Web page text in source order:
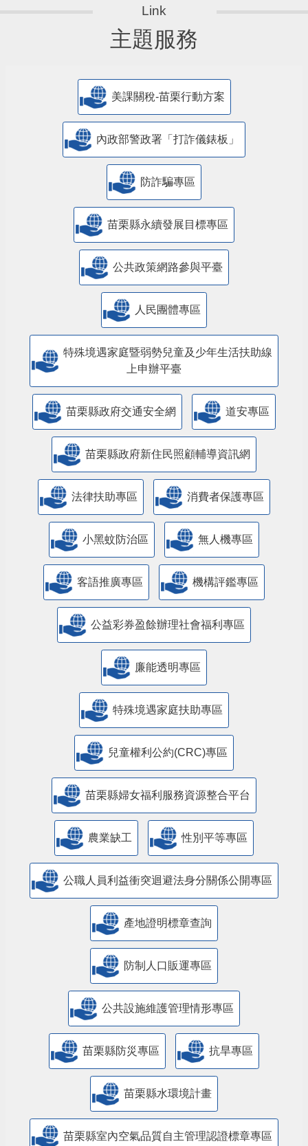
主題服務
美課關稅-苗栗行動方案
內政部警政署「打詐儀錶板」
防詐騙專區
苗栗縣永續發展目標專區
公共政策網路參與平臺
人民團體專區
特殊境遇家庭暨弱勢兒童及少年生活扶助線
上申辦平臺
苗栗縣政府交通安全網 道安專區
苗栗縣政府新住民照顧輔導資訊網
法律扶助專區 消費者保護專區
小黑蚊防治區 無人機專區
客語推廣專區 機構評鑑專區
公益彩券盈餘辦理社會福利專區
廉能透明專區
特殊境遇家庭扶助專區
兒童權利公約(CRC)專區
苗栗縣婦女福利服務資源整合平台
農業缺工 性別平等專區
公職人員利益衝突迴避法身分關係公開專區
產地證明標章查詢
防制人口販運專區
​公共設施維護管理情形專區
苗栗縣防災專區 抗旱專區
苗栗縣水環境計畫
苗栗縣室內空氣品質自主管理認證標章專區